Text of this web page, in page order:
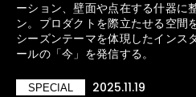
ーション、壁面や点在する什器に
ン。プロダクトを際立たせる空間
シーズンテーマを体現したインス
ールの「今」を発信する。
SPECIAL 2025.11.19